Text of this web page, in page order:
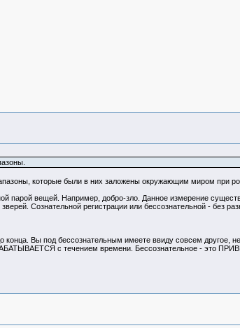
которые были в них заложены окружающим миром при
парой вещей. Например, добро-зло. Данное измерение
Сознательной регистрации или бессознательной - без
конца. Вы под бессознательным имеете ввиду совсем другое,
с течением времени. Бессознательное - это